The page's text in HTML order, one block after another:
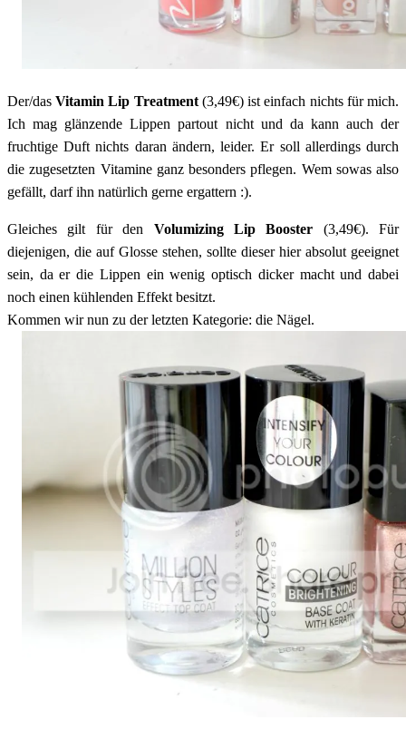
Der/das Vitamin Lip Treatment (3,49€) ist einfach nichts für mich.
Ich mag glänzende Lippen partout nicht und da kann auch der
fruchtige Duft nichts daran ändern, leider. Er soll allerdings durch
die zugesetzten Vitamine ganz besonders pflegen. Wem sowas also
gefällt, darf ihn natürlich gerne ergattern :).
Gleiches gilt für den Volumizing Lip Booster (3,49€). Für
diejenigen, die auf Glosse stehen, sollte dieser hier absolut geeignet
sein, da er die Lippen ein wenig optisch dicker macht und dabei
noch einen kühlenden Effekt besitzt.
Kommen wir nun zu der letzten Kategorie: die Nägel.